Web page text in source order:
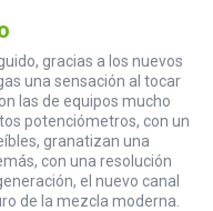
gracias a los nuevos
una sensación al tocar
las de equipos mucho
potenciómetros, con un
granatizan una
con una resolución
el nuevo canal
de la mezcla moderna.